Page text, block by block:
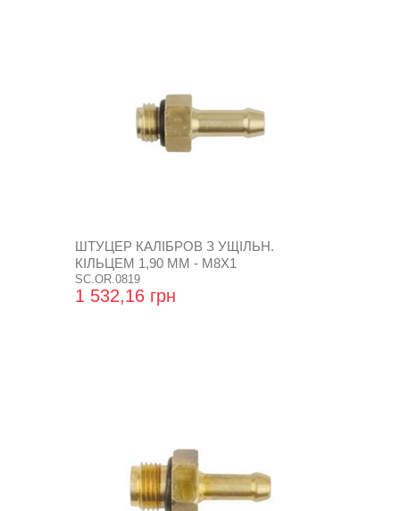
ШТУЦЕР КАЛІБРОВ З УЩІЛЬН.
КІЛЬЦЕМ 1,90 ММ - М8Х1
SC.OR.0819
1 532,16 грн